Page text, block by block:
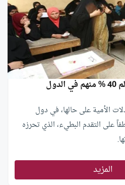
757 مليون “أمي” في العالم 40 % منهم في الدول
الأمية على حالها، في دول
على التقدم البطيء، الذي تحرزه
المزيد